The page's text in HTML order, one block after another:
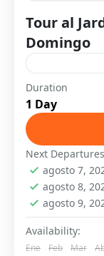
Tour al
Domingo
Diario
Disfruta de
uno de los
del país.
flora tropical
Santo
Fácil
6 People
Duration
1 Day
Next Departures
agosto 7,
agosto 8,
agosto 9,
Availability:
Ene Feb Mar